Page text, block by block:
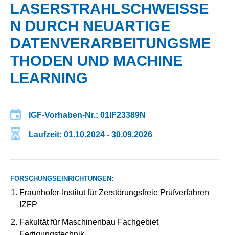
LASERSTRAHLSCHWEISSEN
DURCH NEUARTIGE D
ATENVERARBEITUNGSMET
HODEN UND MACHINE L
EARNING
IGF-Vorhaben-Nr.: 01IF23389N
Laufzeit: 01.10.2024 - 30.09.2026
FORSCHUNGSEINRICHTUNGEN:
Fraunhofer-Institut für Zerstörungsfreie Prüfverfahren
IZFP
Fakultät für Maschinenbau Fachgebiet